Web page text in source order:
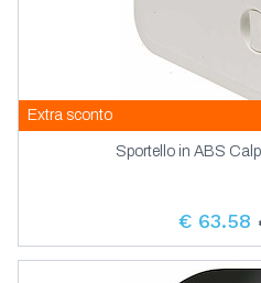
Extra sconto
Sportello in ABS
€ 63.58